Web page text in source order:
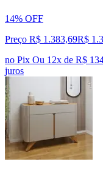
14% OFF
Preço R$ 1.383,69R$
no Pix Ou 12x de R$
juros